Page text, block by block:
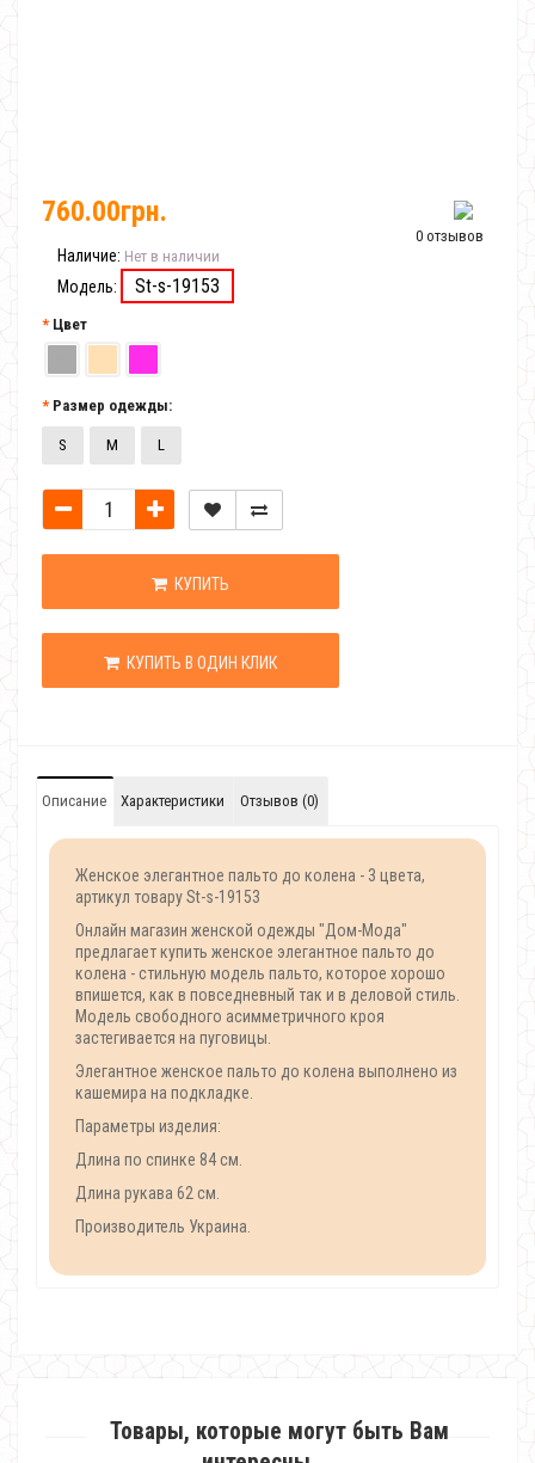
0 отзывов
760.00грн.
Наличие: Нет в наличии
Модель: St-s-19153
Цвет
Размер одежды:
S M L
КУПИТЬ
КУПИТЬ В ОДИН КЛИК
Описание Характеристики Отзывов (0)
Женское элегантное пальто до колена - 3 цвета,
артикул товару St-s-19153
Онлайн магазин женской одежды "Дом-Мода"
предлагает купить женское элегантное пальто до
колена - стильную модель пальто, которое хорошо
впишется, как в повседневный так и в деловой стиль.
Модель свободного асимметричного кроя
застегивается на пуговицы.
Элегантное женское пальто до колена выполнено из
кашемира на подкладке.
Параметры изделия:
Длина по спинке 84 см.
Длина рукава 62 см.
Производитель Украина.
Товары, которые могут быть Вам